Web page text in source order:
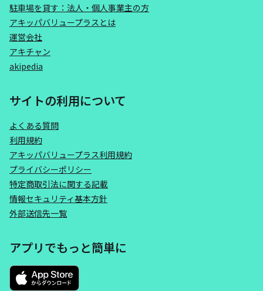
駐車場を貸す：法人・個人事業主の方
アキッパバリュープラスとは
運営会社
アキチャン
akipedia
サイトの利用について
よくある質問
利用規約
アキッパバリュープラス利用規約
プライバシーポリシー
特定商取引法に関する記載
情報セキュリティ基本方針
外部送信先一覧
アプリでもっと簡単に